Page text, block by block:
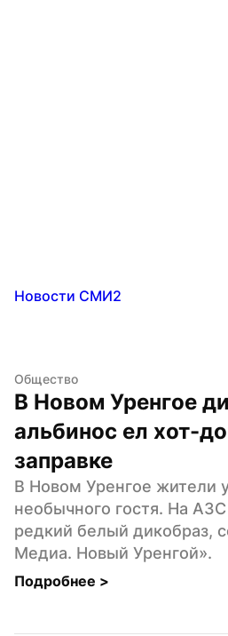
Новости СМИ2
Общество
В Новом Уренгое
альбинос ел хот-
заправке
В Новом Уренгое жители
необычного гостя. На АЗС
редкий белый дикобраз,
Медиа. Новый Уренгой».
Подробнее >